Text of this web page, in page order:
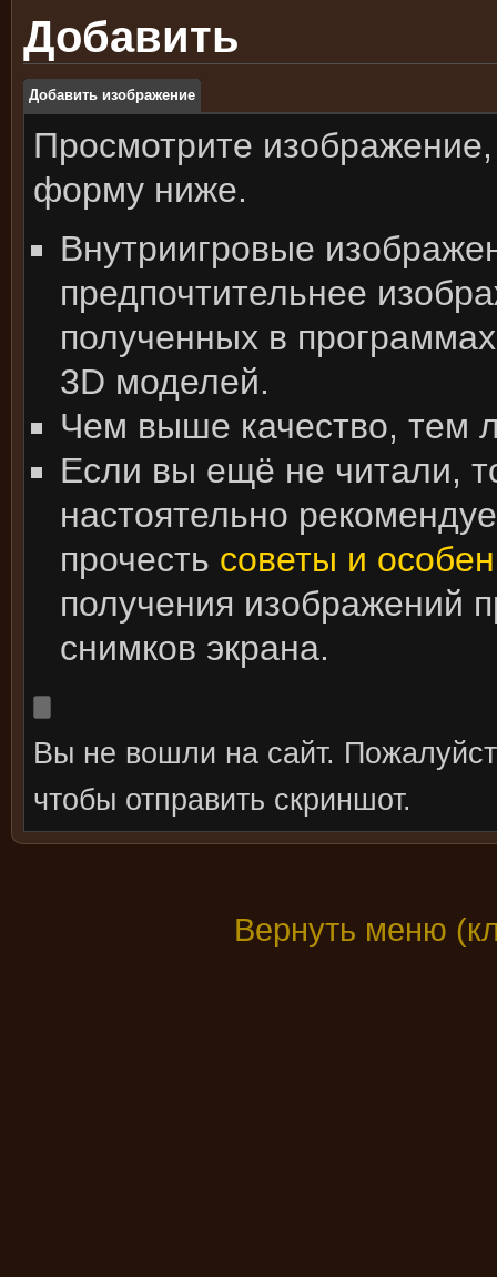
Добавить
Добавить изображение
Просмотрите изображение,
форму ниже.
Внутриигровые
предпочтительнее
полученных в
3D моделей.
Чем выше качество, тем
Если вы ещё не читали,
настоятельно
прочесть советы и
получения изображений
снимков экрана.
Вы не вошли на сайт.
чтобы отправить скриншот.
Вернуть меню